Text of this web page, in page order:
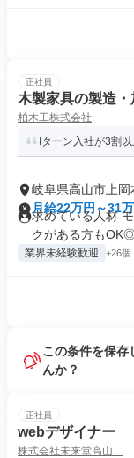
正社員
木製家具の製造・
柏木工株式会社
Iターン入社が3割
岐阜県高山市上岡
月給22万円～31
求めている人材
クがある方もOK◎
業界未経験歓迎 +26個
この条件を保存
んか？
正社員
webデザイナー
株式会社未来堂高山